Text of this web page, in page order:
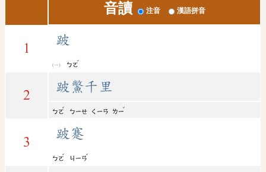
音讀 注音 漢語拼音
1
跛
ㄅㄛ
ˇ
2
跛鱉千里
ㄅㄛ
ˇ
ㄅㄧㄝ ㄑㄧㄢ ㄌㄧ
ˇ
3
跛蹇
ㄅㄛ
ˇ
ㄐㄧㄢ
ˇ